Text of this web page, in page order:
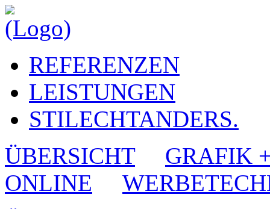
REFERENZEN
LEISTUNGEN
STILECHTANDERS.
ÜBERSICHT
GRAFIK
ONLINE